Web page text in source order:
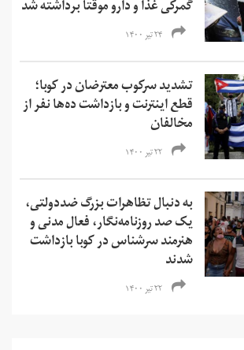
گمرکی غذا و دارو موقتا برداشته شد
۲۴ تیر ۱۴۰۰
تشدید سرکوب معترضان در کوبا؛
قطع اینترنت و بازداشت ده‌ها نفر از
مخالفان
۲۲ تیر ۱۴۰۰
به دنبال تظاهرات بزرگ ضددولتی،
یک صد روزنامه‌نگار، فعال مدنی و
هنرمند سرشناس در کوبا بازداشت
شدند
۲۲ تیر ۱۴۰۰